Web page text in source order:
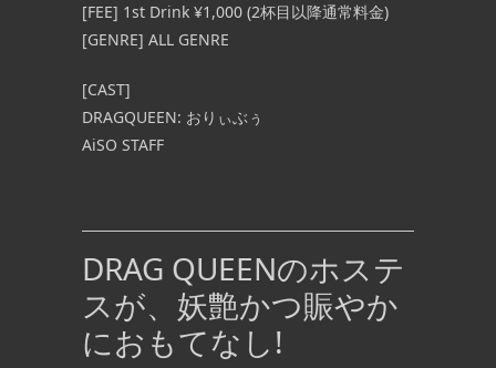
[FEE] 1st Drink ¥1,000 (2杯目以降通常料金)
[GENRE] ALL GENRE
[CAST]
DRAGQUEEN: おりぃぶぅ
AiSO STAFF
DRAG QUEENのホステ
スが、妖艶かつ賑やか
におもてなし!